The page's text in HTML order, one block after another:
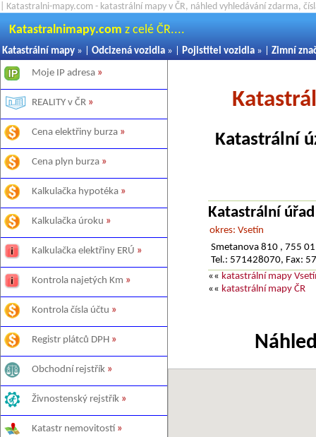
| Katastralni-mapy.com - katastrální mapy v ČR, náhled vyhledávání zdarma,
Katastralnimapy.com z celé ČR....
Katastrální mapy » | Odcizená vozidla » | Pojistitel vozidla » | Zimní
Moje IP adresa »
REALITY v ČR »
Cena elektřiny burza »
Cena plyn burza »
Kalkulačka hypotéka »
Kalkulačka úroku »
Kalkulačka elektřiny ERÚ »
Kontrola najetých Km »
Kontrola čísla účtu »
Registr plátců DPH »
Obchodní rejstřík »
Živnostenský rejstřík »
Katastr nemovitostí »
Katastrální
Katastrální
okres: Vsetín
Smetanova 810 , 755
Tel.: 571428070, Fax:
«« katastrální mapy
«« katastrální mapy ČR